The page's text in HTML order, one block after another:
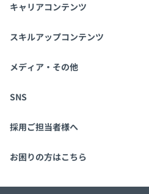
キャリアコンテンツ
転職・キャリア
スキルアップコンテンツ
学習
メディア・その他
Tech Team Journal
SNS
X
採用ご担当者様へ
採用・教育をお考えの企業様へ
お困りの方はこちら
paizaとは？